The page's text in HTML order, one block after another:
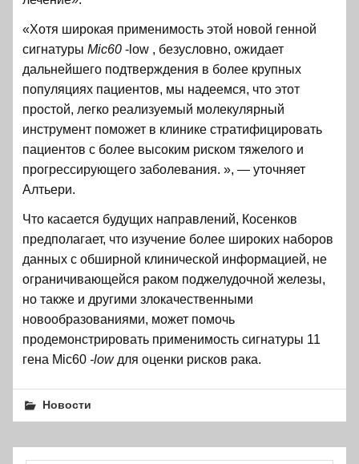
«Хотя широкая применимость этой новой генной
сигнатуры Mic60 -low , безусловно, ожидает
дальнейшего подтверждения в более крупных
популяциях пациентов, мы надеемся, что этот
простой, легко реализуемый молекулярный
инструмент поможет в клинике стратифицировать
пациентов с более высоким риском тяжелого и
прогрессирующего заболевания. », — уточняет
Алтьери.
Что касается будущих направлений, Косенков
предполагает, что изучение более широких наборов
данных с обширной клинической информацией, не
ограничивающейся раком поджелудочной железы,
но также и другими злокачественными
новообразованиями, может помочь
продемонстрировать применимость сигнатуры 11
гена Mic60 -lowдля оценки рисков рака.
Новости